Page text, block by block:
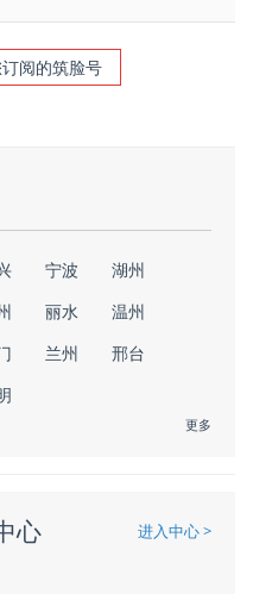
阅的筑脸号
宁波
湖州
丽水
温州
兰州
邢台
更多
心
进入中心 >